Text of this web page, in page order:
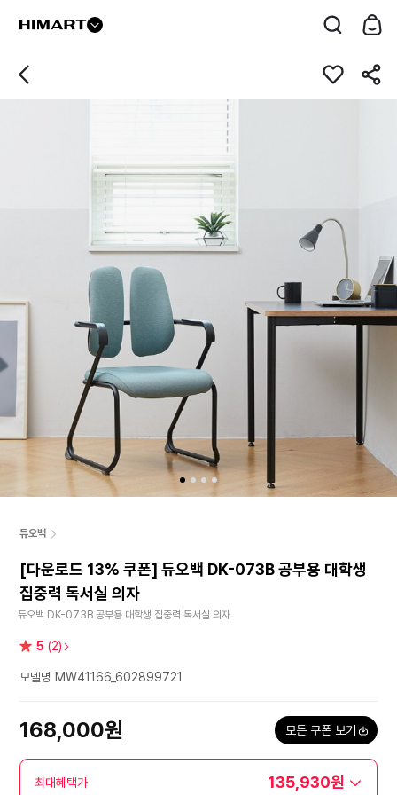
듀오백
[다운로드 13% 쿠폰] 듀오백 DK-073B 공부용 대학생
집중력 독서실 의자
듀오백 DK-073B 공부용 대학생 집중력 독서실 의자
별 5 (2)
모델명 MW41166_602899721
168,000원 모든 쿠폰 보기
최대혜택가 135,930원